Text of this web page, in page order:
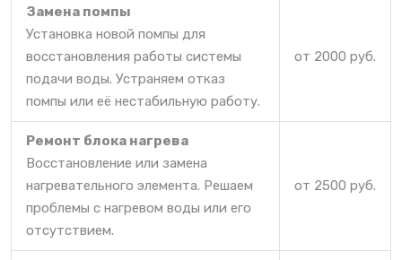
Замена помпы
Установка новой помпы для
восстановления работы системы
подачи воды. Устраняем отказ
помпы или её нестабильную работу.
от 2000 руб.
Ремонт блока нагрева
Восстановление или замена
нагревательного элемента. Решаем
проблемы с нагревом воды или его
отсутствием.
от 2500 руб.